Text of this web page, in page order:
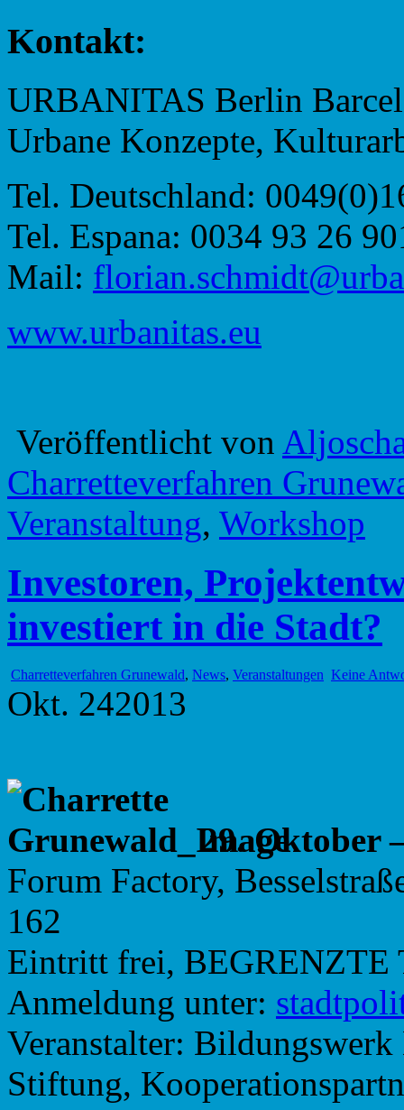
Kontakt:
URBANITAS Berlin
Urbane Konzepte,
Tel. Deutschland:
Tel. Espana: 0034 93 26
Mail: @tdimhcs.nairolf
www.urbanitas.eu
Veröffentlicht von
Charretteverfahren
Veranstaltung, Workshop
Investoren,
investiert in die Stadt?
Charretteverfahren Grunewald, News, Veranstaltungen Keine
Okt. 242013
29. Oktober
Forum Factory,
162
Eintritt frei,
Anmeldung unter:
Veranstalter:
Stiftung,